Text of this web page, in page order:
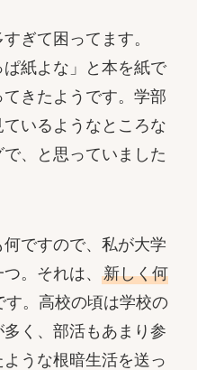
ぎて困ってます。
ぱ紙よな」と本を紙で
きたようです。学部
いるようなところな
、と思っていました
ですので、私が大学
。それは、 新しく何
す。高校の頃は学校の
く、部活もあまり参
うな根暗生活を送っ